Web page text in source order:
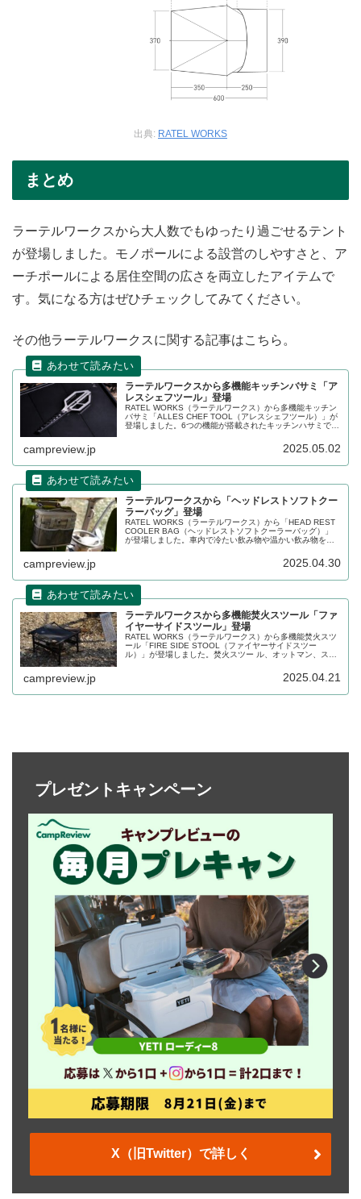
出典: RATEL WORKS
まとめ
ラーテルワークスから大人数でもゆったり過ごせるテント
が登場しました。モノポールによる設営のしやすさと、ア
ーチポールによる居住空間の広さを両立したアイテムで
す。気になる方はぜひチェックしてみてください。
その他ラーテルワークスに関する記事はこちら。
ラーテルワークスから多機能キッチンバサミ「ア
レスシェフツール」登場
RATEL WORKS（ラーテルワークス）から多機能キッチン
バサミ「ALLES CHEF TOOL（アレスシェフツール）」が
登場しました。6つの機能が搭載されたキッチンハサミで、
など、様々なキッチンツールとして機能します。詳細をレ
campreview.jp 2025.05.02
ラーテルワークスから「ヘッドレストソフトクー
ラーバッグ」登場
RATEL WORKS（ラーテルワークス）から「HEAD REST
COOLER BAG（ヘッドレストソフトクーラーバッグ）」
が登場しました。車内で冷たい飲み物や温かい飲み物を長
バッグで、ペットボトル4本分を収納することができます。
campreview.jp 2025.04.30
ラーテルワークスから多機能焚火スツール「ファ
イヤーサイドスツール」登場
RATEL WORKS（ラーテルワークス）から多機能焚火スツ
ール「FIRE SIDE STOOL（ファイヤーサイドスツー
ル）」が登場しました。焚火スツー ル、オットマン、スト
で、難燃加工生地を採用しています。詳細をレビューしま
campreview.jp 2025.04.21
プレゼントキャンペーン
X（旧Twitter）で詳しく